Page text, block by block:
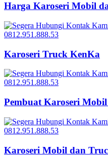
Harga Karoseri Mobil
Karoseri Truck KenKa
Pembuat Karoseri
Karoseri Mobil dan